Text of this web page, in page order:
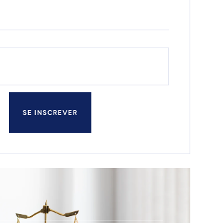
SE INSCREVER